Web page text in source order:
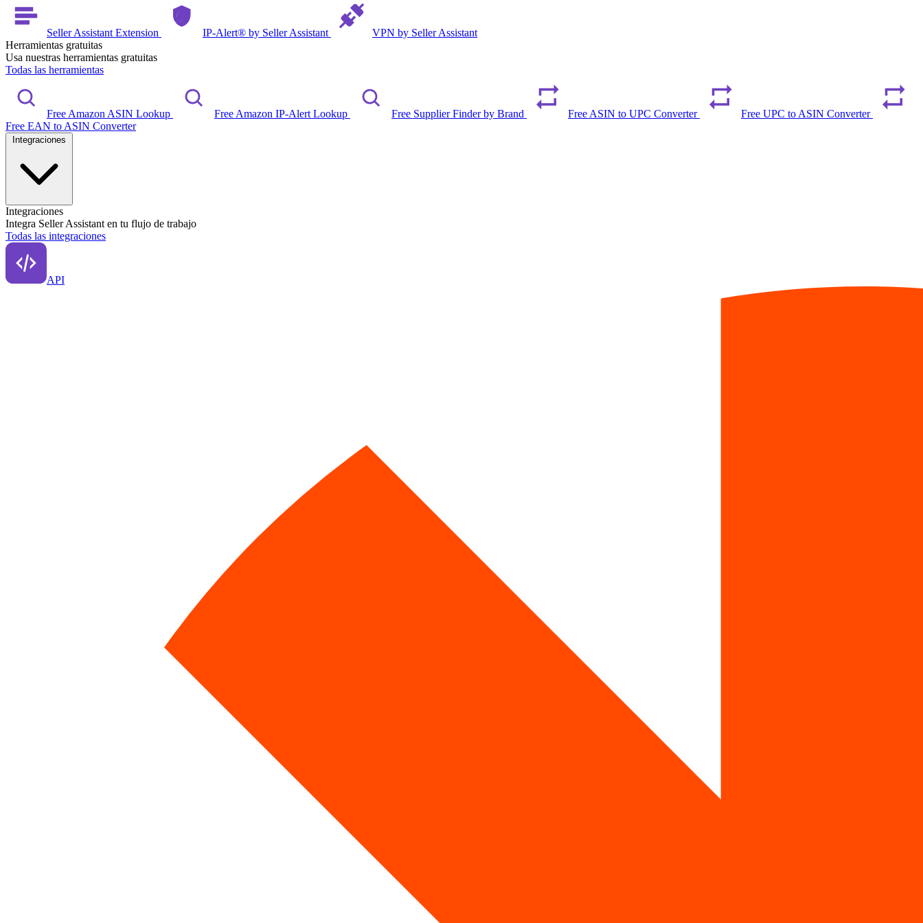
Seller Assistant Extension IP-Alert® by Seller Assistant
VPN by Seller Assistant
Herramientas gratuitas
Usa nuestras herramientas gratuitas
Todas las herramientas
Free Amazon ASIN Lookup Free Amazon IP-Alert Lookup Free Supplier Finder by Brand Free ASIN to UPC Converter
Free UPC to ASIN Converter
Free EAN to ASIN Converter
Integraciones
Integra Seller Assistant en tu flujo de trabajo
Todas las integraciones
API